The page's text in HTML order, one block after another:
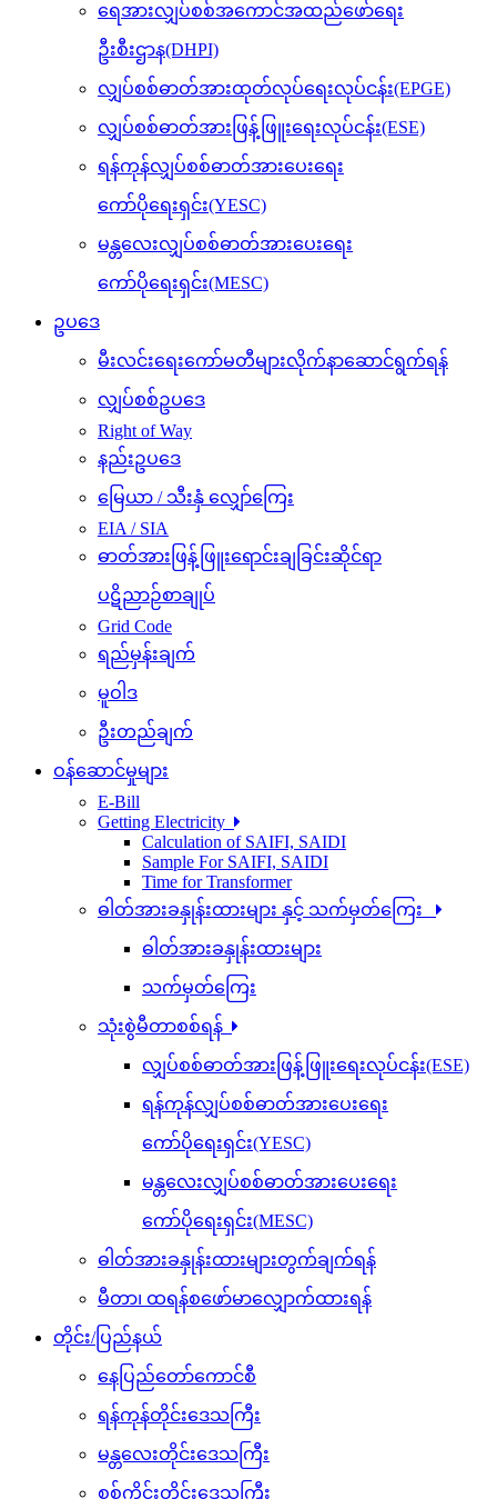
ရေအားလျှပ်စစ်အကောင်အထည်ဖော်ရေး
ဦးစီးဌာန(DHPI)
လျှပ်စစ်ဓာတ်အားထုတ်လုပ်ရေးလုပ်ငန်း(EPGE)
လျှပ်စစ်ဓာတ်အားဖြန့်ဖြူးရေးလုပ်ငန်း(ESE)
ရန်ကုန်လျှပ်စစ်ဓာတ်အားပေးရေး
ကော်ပိုရေးရှင်း(YESC)
မန္တလေးလျှပ်စစ်ဓာတ်အားပေးရေး
ကော်ပိုရေးရှင်း(MESC)
ဥပဒေ
မီးလင်းရေးကော်မတီများလိုက်နာဆောင်ရွက်ရန်
လျှပ်စစ်ဥပဒေ
Right of Way
နည်းဥပဒေ
မြေယာ / သီးနှံ လျှော်ကြေး
EIA / SIA
ဓာတ်အားဖြန့်ဖြူးရောင်းချခြင်းဆိုင်ရာ
ပဋိညာဉ်စာချုပ်
Grid Code
ရည်မှန်းချက်
မူဝါဒ
ဦးတည်ချက်
ဝန်ဆောင်မှုများ
E-Bill
Getting Electricity
Calculation of SAIFI, SAIDI
Sample For SAIFI, SAIDI
Time for Transformer
ဓါတ်အားခနှုန်းထားများ နှင့် သက်မှတ်ကြေး
ဓါတ်အားခနှုန်းထားများ
သက်မှတ်ကြေး
သုံးစွဲမီတာစစ်ရန်
လျှပ်စစ်ဓာတ်အားဖြန့်ဖြူးရေးလုပ်ငန်း(ESE)
ရန်ကုန်လျှပ်စစ်ဓာတ်အားပေးရေး
ကော်ပိုရေးရှင်း(YESC)
မန္တလေးလျှပ်စစ်ဓာတ်အားပေးရေး
ကော်ပိုရေးရှင်း(MESC)
ဓါတ်အားခနှုန်းထားများတွက်ချက်ရန်
မီတာ၊ ထရန်စဖော်မာလျှောက်ထားရန်
တိုင်း/ပြည်နယ်
နေပြည်တော်ကောင်စီ
ရန်ကုန်တိုင်းဒေသကြီး
မန္တလေးတိုင်းဒေသကြီး
စစ်ကိုင်းတိုင်းဒေသကြီး